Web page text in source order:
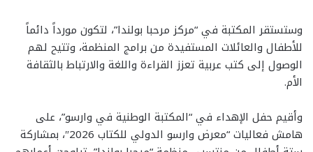
وستستقر المكتبة في “مركز مرحبا بولندا”، لتكون مورداً دائماً
للأطفال والعائلات المستفيدة من برامج المنظمة، وتتيح لهم
الوصول إلى كتب عربية تعزز القراءة واللغة والارتباط بالثقافة
الأم.
وأقيم حفل الإهداء في “المكتبة الوطنية في وارسو”، على
هامش فعاليات “معرض وارسو الدولي للكتاب 2026″، بمشاركة